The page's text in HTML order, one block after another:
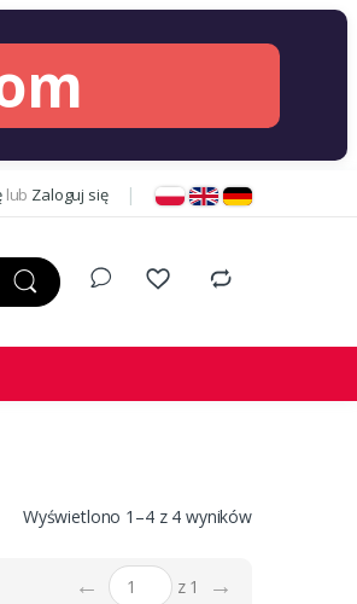
lub Zaloguj się
Wyświetlono 1–4 z 4 wyników
← z 1 →